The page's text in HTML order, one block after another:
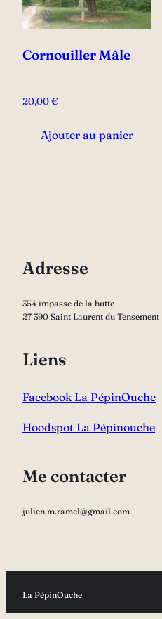
Cornouiller Mâle
20,00€
Ajouter au panier
Adresse
354 impasse de la butte
27 390 Saint Laurent du Tensement
Liens
Facebook La PépinOuche
Hoodspot La Pépinouche
Me contacter
julien.m.ramel@gmail.com
La PépinOuche